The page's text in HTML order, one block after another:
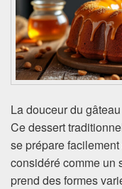
La douceur du
Ce dessert
se prépare
considéré comme un
prend des formes